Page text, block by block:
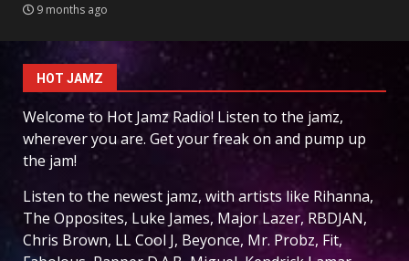
9 months ago
HOT JAMZ
Welcome to Hot Jamz Radio! Listen to the jamz,
wherever you are. Get your freak on and pump up
the jam!
Listen to the newest jamz, with artists like Rihanna,
The Opposites, Luke James, Major Lazer, RBDJAN,
Chris Brown, LL Cool J, Beyonce, Mr. Probz, Fit,